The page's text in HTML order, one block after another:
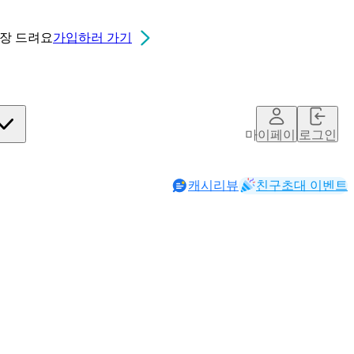
드려요가입하러 가기
마이페이지로그인
캐시리뷰 친구초대 이벤트